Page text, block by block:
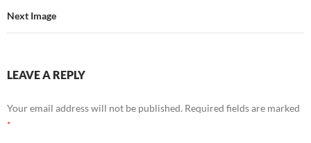
Next Image
LEAVE A REPLY
Your email address will not be published. Required fields are marked
*